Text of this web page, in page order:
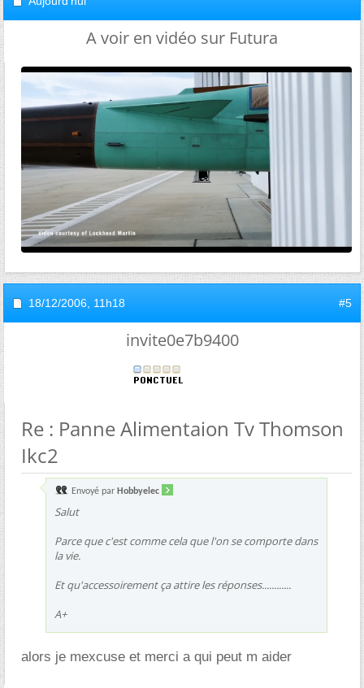
A voir en vidéo sur Futura
18/12/2006, 11h18 #5
invite0e7b9400
Re : Panne Alimentaion Tv Thomson
Ikc2
Envoyé par Hobbyelec
Salut
Parce que c'est comme cela que l'on se comporte dans
la vie.
Et qu'accessoirement ça attire les réponses............
A+
alors je mexcuse et merci a qui peut m aider